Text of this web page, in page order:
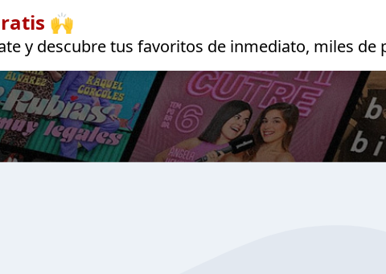
🙌
y descubre tus favoritos de inmediato, miles de